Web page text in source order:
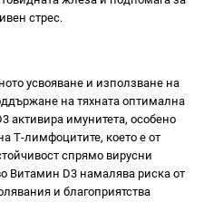
стрес.
усвояване и използване на
на тяхната оптимална
активира имунитета, особено
Т-лимфоцитите, което е от
спрямо вирусни
Витамин D3 намалява риска от
и благоприятства